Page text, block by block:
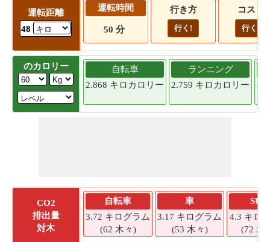
運転距離
48
運転時間
50 分
行き方
行く!
コスト
行く!
のカロリー
自転車
2.868 キロカロリー
ランニング
2.759 キロカロリー
CO2
排出量
対木
自転車
3.72 キログラム
(62 木々)
車
3.17 キログラム
(53 木々)
SUV
4.3 キロ
(72 木